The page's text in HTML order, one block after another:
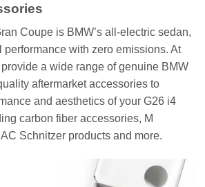
Coupe is BMW’s all-electric sedan,
performance with zero emissions. At
a wide range of genuine BMW
aftermarket accessories to
and aesthetics of your G26 i4
carbon fiber accessories, M
Schnitzer products and more.